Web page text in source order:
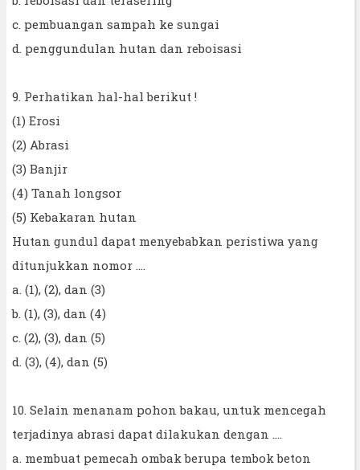
c. pembuangan sampah ke sungai
d. penggundulan hutan dan reboisasi
9. Perhatikan hal-hal berikut !
(1) Erosi
(2) Abrasi
(3) Banjir
(4) Tanah longsor
(5) Kebakaran hutan
Hutan gundul dapat menyebabkan peristiwa yang
ditunjukkan nomor ....
a. (1), (2), dan (3)
b. (1), (3), dan (4)
c. (2), (3), dan (5)
d. (3), (4), dan (5)
10. Selain menanam pohon bakau, untuk mencegah
terjadinya abrasi dapat dilakukan dengan ....
a. membuat pemecah ombak berupa tembok beton